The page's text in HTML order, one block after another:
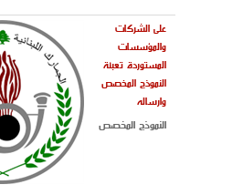
على الشركات
والمؤسسات
المستوردة تعبئة
النموذج المخصص
وارساله
النموذج المخصص